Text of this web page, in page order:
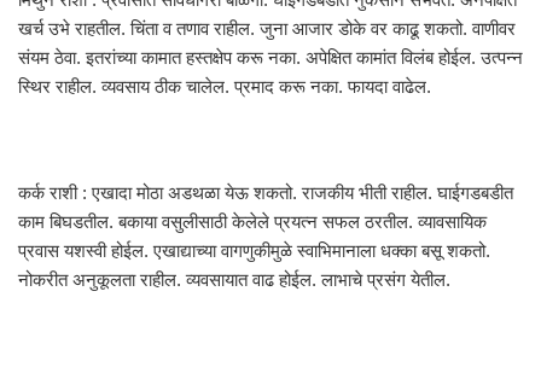
खर्च उभे राहतील. चिंता व तणाव राहील. जुना आजार डोके वर काढू शकतो. वाणीवर
संयम ठेवा. इतरांच्या कामात हस्तक्षेप करू नका. अपेक्षित कामांत विलंब होईल. उत्पन्न
स्थिर राहील. व्यवसाय ठीक चालेल. प्रमाद करू नका. फायदा वाढेल.
कर्क राशी : एखादा मोठा अडथळा येऊ शकतो. राजकीय भीती राहील. घाईगडबडीत
काम बिघडतील. बकाया वसुलीसाठी केलेले प्रयत्न सफल ठरतील. व्यावसायिक
प्रवास यशस्वी होईल. एखाद्याच्या वागणुकीमुळे स्वाभिमानाला धक्का बसू शकतो.
नोकरीत अनुकूलता राहील. व्यवसायात वाढ होईल. लाभाचे प्रसंग येतील.